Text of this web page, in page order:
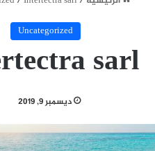
Uncategorized
sarl
ديسمبر 9, 2019